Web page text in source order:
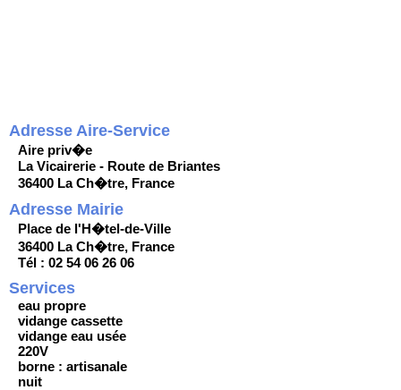
Adresse Aire-Service
Aire priv�e
La Vicairerie - Route de Briantes
36400 La Ch�tre, France
Adresse Mairie
Place de l'H�tel-de-Ville
36400 La Ch�tre, France
Tél : 02 54 06 26 06
Services
eau propre
vidange cassette
vidange eau usée
220V
borne : artisanale
nuit